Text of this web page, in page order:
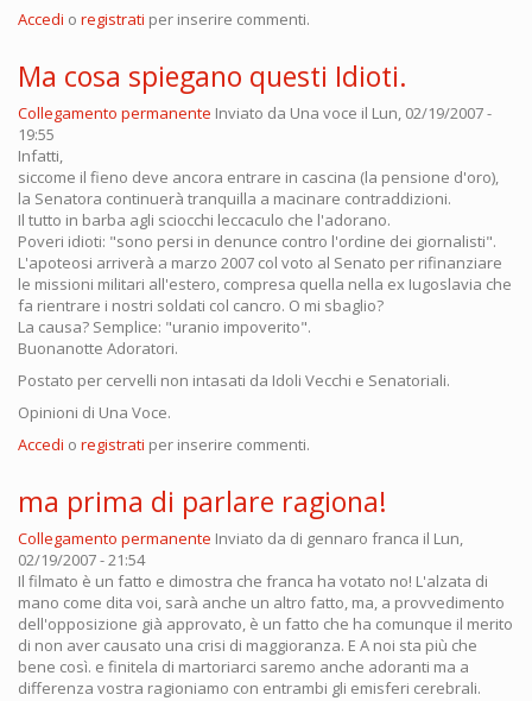
Accedi o registrati per inserire commenti.
Ma cosa spiegano questi Idioti.
Collegamento permanente Inviato da Una voce il Lun, 02/19/2007 -
19:55
Infatti,
siccome il fieno deve ancora entrare in cascina (la pensione d'oro),
la Senatora continuerà tranquilla a macinare contraddizioni.
Il tutto in barba agli sciocchi leccaculo che l'adorano.
Poveri idioti: "sono persi in denunce contro l'ordine dei giornalisti".
L'apoteosi arriverà a marzo 2007 col voto al Senato per rifinanziare
le missioni militari all'estero, compresa quella nella ex Iugoslavia che
fa rientrare i nostri soldati col cancro. O mi sbaglio?
La causa? Semplice: "uranio impoverito".
Buonanotte Adoratori.
Postato per cervelli non intasati da Idoli Vecchi e Senatoriali.
Opinioni di Una Voce.
Accedi o registrati per inserire commenti.
ma prima di parlare ragiona!
Collegamento permanente Inviato da di gennaro franca il Lun,
02/19/2007 - 21:54
Il filmato è un fatto e dimostra che franca ha votato no! L'alzata di
mano come dita voi, sarà anche un altro fatto, ma, a provvedimento
dell'opposizione già approvato, è un fatto che ha comunque il merito
di non aver causato una crisi di maggioranza. E A noi sta più che
bene così. e finitela di martoriarci saremo anche adoranti ma a
differenza vostra ragioniamo con entrambi gli emisferi cerebrali.